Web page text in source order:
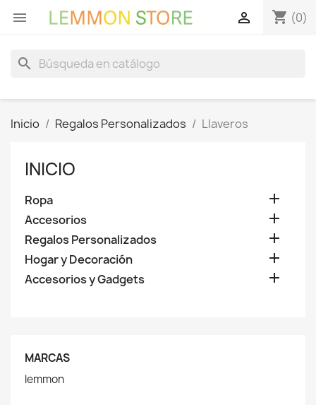
 shopping_cart (0)

search
Inicio Regalos Personalizados Llaveros
INICIO
Ropa 
Accesorios 
Regalos Personalizados 
Hogar y Decoración 
Accesorios y Gadgets 
MARCAS
lemmon